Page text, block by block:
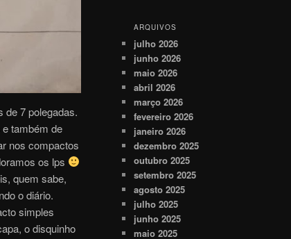
de 7 polegadas.
também de
nos compactos
os lps
quem sabe,
o diário.
simples
o disquinho
ARQUIVOS
julho 2026
junho 2026
maio 2026
abril 2026
março 2026
fevereiro 2026
janeiro 2026
dezembro 2025
outubro 2025
setembro 2025
agosto 2025
julho 2025
junho 2025
maio 2025